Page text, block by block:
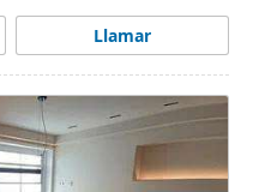
Llamar